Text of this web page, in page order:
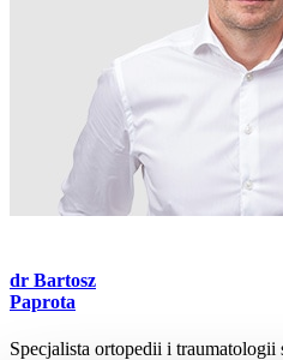
dr Bartosz
Paprota
Specjalista ortopedii i